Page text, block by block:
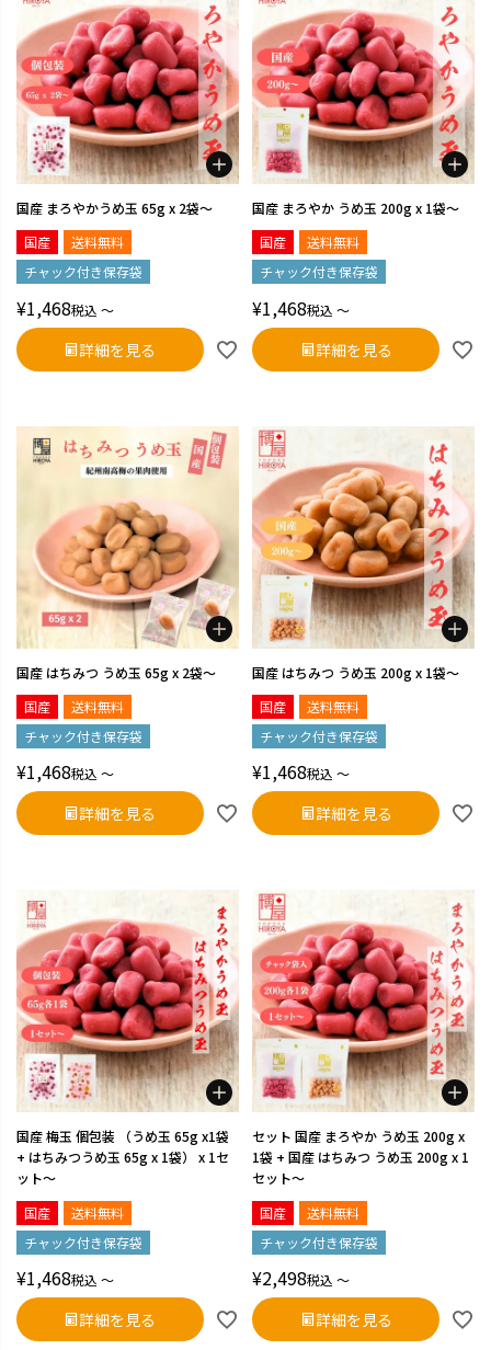
国産 まろやかうめ玉 65g x 2袋～
国産
送料無料
チャック付き保存袋
¥1,468税込 〜
詳細を見る
国産 まろやか うめ玉 200g x 1袋～
国産
送料無料
チャック付き保存袋
¥1,468税込 〜
詳細を見る
国産 はちみつ うめ玉 65g x 2袋～
国産
送料無料
チャック付き保存袋
¥1,468税込 〜
詳細を見る
国産 はちみつ うめ玉 200g x 1袋～
国産
送料無料
チャック付き保存袋
¥1,468税込 〜
詳細を見る
国産 梅玉 個包装 （うめ玉 65g x1袋
+ はちみつうめ玉 65g x 1袋） x 1セ
ット～
国産
送料無料
チャック付き保存袋
¥1,468税込 〜
詳細を見る
セット 国産 まろやか うめ玉 200g x
1袋 + 国産 はちみつ うめ玉 200g x 1
セット～
国産
送料無料
チャック付き保存袋
¥2,498税込 〜
詳細を見る